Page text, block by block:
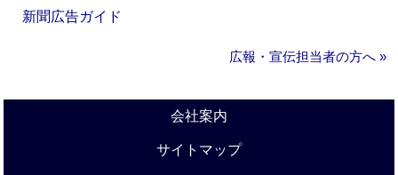
新聞広告ガイド
広報・宣伝担当者の方へ »
会社案内
サイトマップ